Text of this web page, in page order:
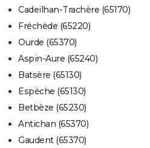
Cadeilhan-Trachère (65170)
Fréchède (65220)
Ourde (65370)
Aspin-Aure (65240)
Batsère (65130)
Espèche (65130)
Betbèze (65230)
Antichan (65370)
Gaudent (65370)